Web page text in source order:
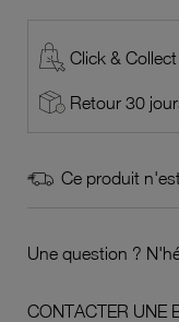
Click &
Retour 30
Ce produit
Une question ?
CONTACTER UNE